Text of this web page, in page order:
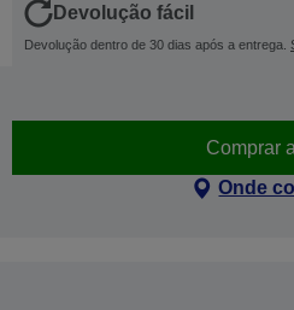
Devolução fácil
Devolução dentro de 30 dias após a entrega.
Comprar
Onde